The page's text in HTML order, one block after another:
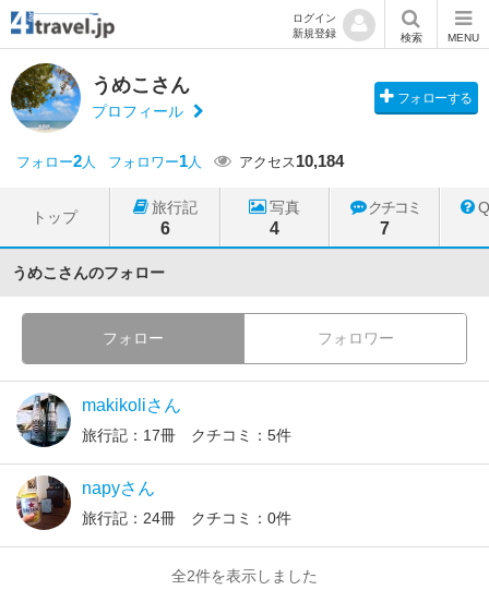
ログイン
新規登録
検索 MENU
うめこさん
プロフィール
フォローする
フォロー2人 フォロワー1人 アクセス10,184
トップ
旅行記
6
写真
4
クチコミ
7
うめこさんのフォロー
フォロー フォロワー
makikoliさん
旅行記：17冊 クチコミ：5件
napyさん
旅行記：24冊 クチコミ：0件
全2件を表示しました